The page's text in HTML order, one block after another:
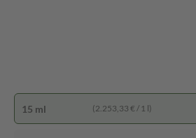
15 ml (2.253,33 € / 1 l)